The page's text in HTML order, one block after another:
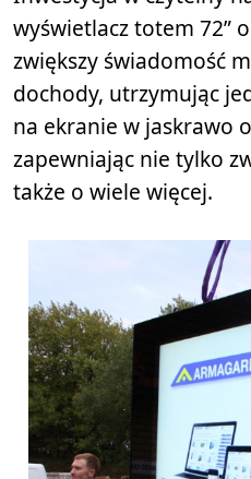
wyświetlacz totem 72”
zwiększy świadomość
dochody, utrzymując
na ekranie w jaskrawo
zapewniając nie tylko
także o wiele więcej.